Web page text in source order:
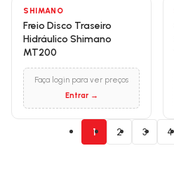
SHIMANO
Freio Disco Traseiro
Hidráulico Shimano
MT200
Faça login para ver preços
Entrar →
1 2 3 4